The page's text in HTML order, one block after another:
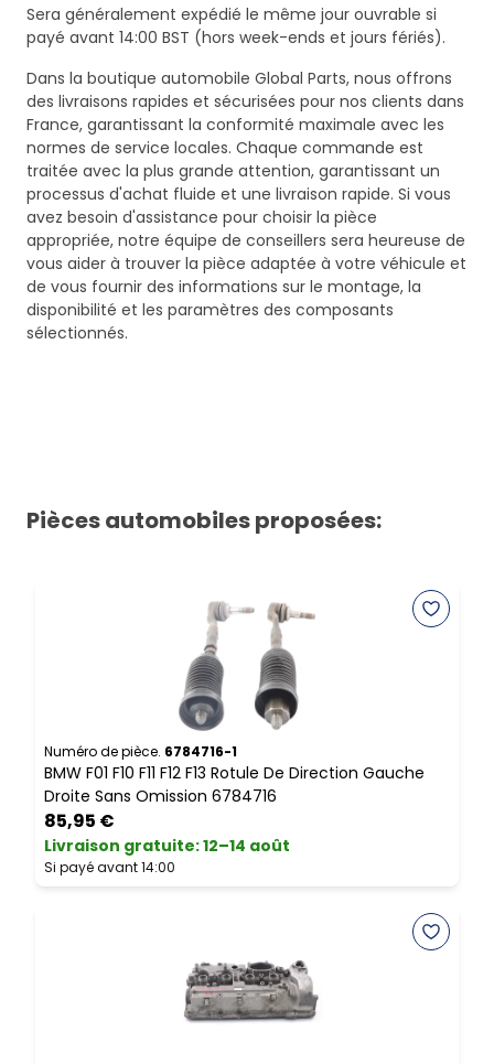
Sera généralement expédié le même jour ouvrable si
payé avant 14:00 BST (hors week-ends et jours fériés).
Dans la boutique automobile Global Parts, nous offrons
des livraisons rapides et sécurisées pour nos clients dans
France, garantissant la conformité maximale avec les
normes de service locales. Chaque commande est
traitée avec la plus grande attention, garantissant un
processus d'achat fluide et une livraison rapide. Si vous
avez besoin d'assistance pour choisir la pièce
appropriée, notre équipe de conseillers sera heureuse de
vous aider à trouver la pièce adaptée à votre véhicule et
de vous fournir des informations sur le montage, la
disponibilité et les paramètres des composants
sélectionnés.
Pièces automobiles proposées:
Numéro de pièce. 6784716-1
BMW F01 F10 F11 F12 F13 Rotule De Direction Gauche
Droite Sans Omission 6784716
85,95 €
Livraison gratuite:12–14 août
Si payé avant 14:00